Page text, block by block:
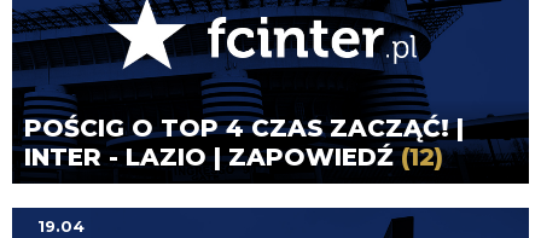
SERWIS
POŚCIG O TOP 4 CZAS ZACZĄĆ! |
INTER - LAZIO | ZAPOWIEDŹ(12)
19.04